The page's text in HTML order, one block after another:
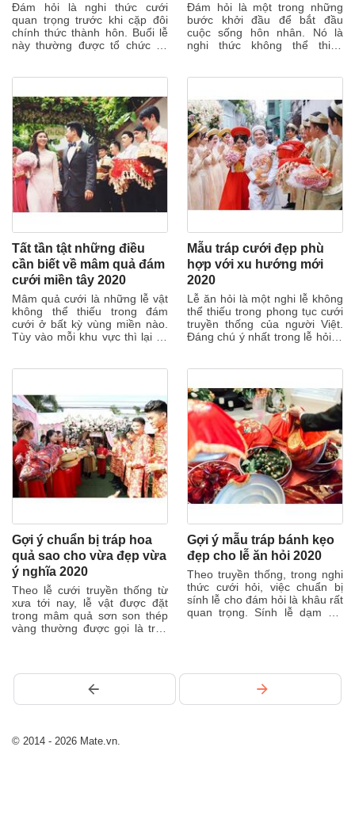
Đám hỏi là nghi thức cưới
quan trọng trước khi cặp đôi
chính thức thành hôn. Buổi lễ
này thường được tổ chức tại
Đám hỏi là một trong những
bước khởi đầu để bắt đầu
cuộc sống hôn nhân. Nó là
nghi thức không thể thiếu
Tất tần tật những điều
cần biết về mâm quả đám
cưới miền tây 2020
Mâm quả cưới là những lễ vật
không thể thiếu trong đám
cưới ở bất kỳ vùng miền nào.
Tùy vào mỗi khu vực thì lại có
Mẫu tráp cưới đẹp phù
hợp với xu hướng mới
2020
Lễ ăn hỏi là một nghi lễ không
thể thiếu trong phong tục cưới
truyền thống của người Việt.
Đáng chú ý nhất trong lễ hỏi là
Gợi ý chuẩn bị tráp hoa
quả sao cho vừa đẹp vừa
ý nghĩa 2020
Theo lễ cưới truyền thống từ
xưa tới nay, lễ vật được đặt
trong mâm quả sơn son thép
vàng thường được gọi là tráp
Gợi ý mẫu tráp bánh kẹo
đẹp cho lễ ăn hỏi 2020
Theo truyền thống, trong nghi
thức cưới hỏi, việc chuẩn bị
sính lễ cho đám hỏi là khâu rất
quan trọng. Sính lễ dạm hỏi
© 2014 - 2026 Mate.vn.